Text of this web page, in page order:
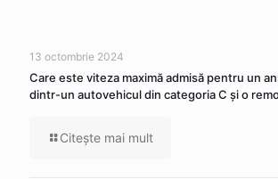
13 octombrie 2024
Care este viteza maximă admisă pentru un
dintr-un autovehicul din categoria C şi o
Citeşte mai mult